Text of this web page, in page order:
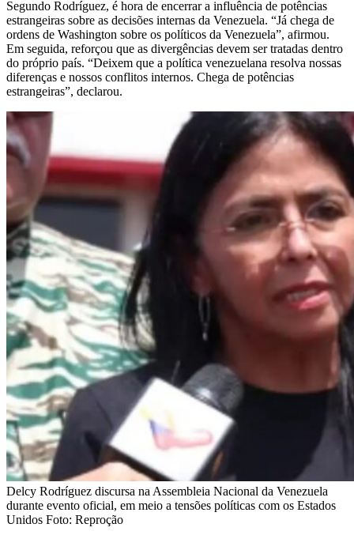
Segundo Rodríguez, é hora de encerrar a influência de potências
estrangeiras sobre as decisões internas da Venezuela. “Já chega de
ordens de Washington sobre os políticos da Venezuela”, afirmou.
Em seguida, reforçou que as divergências devem ser tratadas dentro
do próprio país. “Deixem que a política venezuelana resolva nossas
diferenças e nossos conflitos internos. Chega de potências
estrangeiras”, declarou.
Delcy Rodríguez discursa na Assembleia Nacional da Venezuela
durante evento oficial, em meio a tensões políticas com os Estados
Unidos Foto: Reproção